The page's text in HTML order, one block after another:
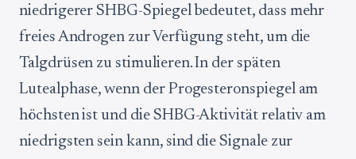
niedrigerer SHBG-Spiegel bedeutet, dass mehr
freies Androgen zur Verfügung steht, um die
Talgdrüsen zu stimulieren. In der späten
Lutealphase, wenn der Progesteronspiegel am
höchsten ist und die SHBG-Aktivität relativ am
niedrigsten sein kann, sind die Signale zur